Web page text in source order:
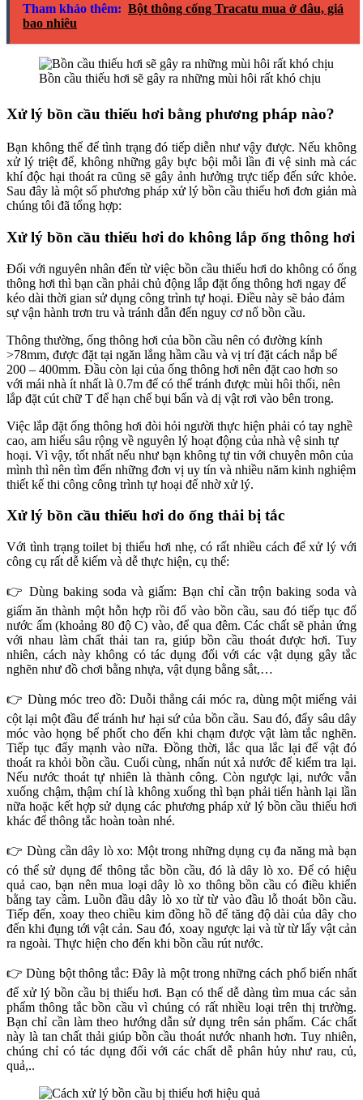
Tham khảo thêm: Bột thông cống Tracatu mua ở đâu, giá
bao nhiêu
Bồn cầu thiếu hơi sẽ gây ra những mùi hôi rất khó chịu
Xử lý bồn cầu thiếu hơi bằng phương pháp nào?
Bạn không thể để tình trạng đó tiếp diễn như vậy được. Nếu không
xử lý triệt để, không những gây bực bội mỗi lần đi vệ sinh mà các
khí độc hại thoát ra cũng sẽ gây ảnh hưởng trực tiếp đến sức khỏe.
Sau đây là một số phương pháp xử lý bồn cầu thiếu hơi đơn giản mà
chúng tôi đã tổng hợp:
Xử lý bồn cầu thiếu hơi do không lắp ống thông hơi
Đối với nguyên nhân đến từ việc bồn cầu thiếu hơi do không có ống
thông hơi thì bạn cần phải chủ động lắp đặt ống thông hơi ngay để
kéo dài thời gian sử dụng công trình tự hoại. Điều này sẽ bảo đảm
sự vận hành trơn tru và tránh dẫn đến nguy cơ nổ bồn cầu.
Thông thường, ống thông hơi của bồn cầu nên có đường kính
>78mm, được đặt tại ngăn lắng hầm cầu và vị trí đặt cách nắp bể
200 – 400mm. Đầu còn lại của ống thông hơi nên đặt cao hơn so
với mái nhà ít nhất là 0.7m để có thể tránh được mùi hôi thối, nên
lắp đặt cút chữ T để hạn chế bụi bẩn và dị vật rơi vào bên trong.
Việc lắp đặt ống thông hơi đòi hỏi người thực hiện phải có tay nghề
cao, am hiểu sâu rộng về nguyên lý hoạt động của nhà vệ sinh tự
hoại. Vì vậy, tốt nhất nếu như bạn không tự tin với chuyên môn của
mình thì nên tìm đến những đơn vị uy tín và nhiều năm kinh nghiệm
thiết kế thi công công trình tự hoại để nhờ xử lý.
Xử lý bồn cầu thiếu hơi do ống thải bị tắc
Với tình trạng toilet bị thiếu hơi nhẹ, có rất nhiều cách để xử lý với
công cụ rất dễ kiếm và dễ thực hiện, cụ thể:
👉 Dùng baking soda và giấm: Bạn chỉ cần trộn baking soda và
giấm ăn thành một hỗn hợp rồi đổ vào bồn cầu, sau đó tiếp tục đổ
nước ấm (khoảng 80 độ C) vào, để qua đêm. Các chất sẽ phản ứng
với nhau làm chất thải tan ra, giúp bồn cầu thoát được hơi. Tuy
nhiên, cách này không có tác dụng đối với các vật dụng gây tắc
nghẽn như đồ chơi bằng nhựa, vật dụng bằng sắt,…
👉 Dùng móc treo đồ: Duỗi thẳng cái móc ra, dùng một miếng vải
cột lại một đầu để tránh hư hại sứ của bồn cầu. Sau đó, đẩy sâu dây
móc vào họng bể phốt cho đến khi chạm được vật làm tắc nghẽn.
Tiếp tục đẩy mạnh vào nữa. Đồng thời, lắc qua lắc lại để vật đó
thoát ra khỏi bồn cầu. Cuối cùng, nhấn nút xả nước để kiểm tra lại.
Nếu nước thoát tự nhiên là thành công. Còn ngược lại, nước vẫn
xuống chậm, thậm chí là không xuống thì bạn phải tiến hành lại lần
nữa hoặc kết hợp sử dụng các phương pháp xử lý bồn cầu thiếu hơi
khác để thông tắc hoàn toàn nhé.
👉 Dùng cần dây lò xo: Một trong những dụng cụ đa năng mà bạn
có thể sử dụng để thông tắc bồn cầu, đó là dây lò xo. Để có hiệu
quả cao, bạn nên mua loại dây lò xo thông bồn cầu có điều khiển
bằng tay cầm. Luồn đầu dây lò xo từ từ vào đầu lỗ thoát bồn cầu.
Tiếp đến, xoay theo chiều kim đồng hồ để tăng độ dài của dây cho
đến khi đụng tới vật cản. Sau đó, xoay ngược lại và từ từ lấy vật cản
ra ngoài. Thực hiện cho đến khi bồn cầu rút nước.
👉 Dùng bột thông tắc: Đây là một trong những cách phổ biến nhất
để xử lý bồn cầu bị thiếu hơi. Bạn có thể dễ dàng tìm mua các sản
phẩm thông tắc bồn cầu vì chúng có rất nhiều loại trên thị trường.
Bạn chỉ cần làm theo hướng dẫn sử dụng trên sản phẩm. Các chất
này là tan chất thải giúp bồn cầu thoát nước nhanh hơn. Tuy nhiên,
chúng chỉ có tác dụng đối với các chất dễ phân hủy như rau, củ,
quả,..